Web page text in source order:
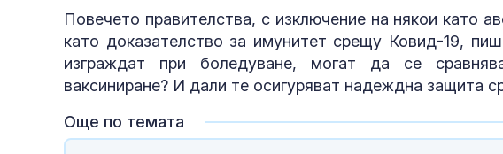
Повечето правителства, с изключение на някои като
като доказателство за имунитет срещу Ковид-19,
изграждат при боледуване, могат да се
ваксиниране? И дали те осигуряват надеждна защита
Още по темата